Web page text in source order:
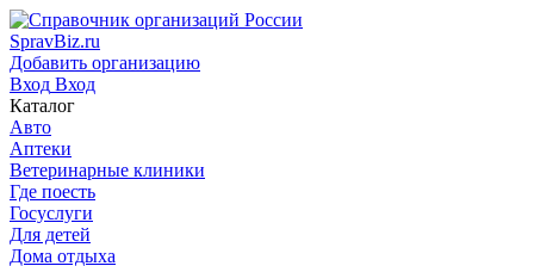
SpravBiz.ru
Добавить организацию
Вход Вход
Каталог
Авто
Аптеки
Ветеринарные клиники
Где поесть
Госуслуги
Для детей
Дома отдыха